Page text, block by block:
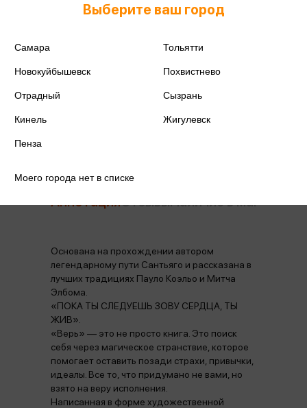
Издательство Бомбора
АннотацияОтзывыНаличие в магазинах
Основана на прохождении автором
легендарному пути Сантьяго и рассказана в
лучших традициях Пауло Коэльо и Митча
Элбома.
«ПОКА ТЫ СЛЕДУЕШЬ ЗОВУ СЕРДЦА, ТЫ
ЖИВ».
«Верь» — это не просто книга. Это поиск
себя через магическое странствие, которое
помогает оставить позади страхи, привычки,
идеалы. Все то, что придумано не вами, но
взято на веру исполнения.
Написанная в форме художественной
Выберите ваш город
Самара Тольятти
Новокуйбышевск Похвистнево
Отрадный Сызрань
Кинель Жигулевск
Пенза
Моего города нет в списке